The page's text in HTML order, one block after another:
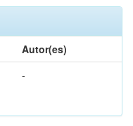
Autor(es)
-